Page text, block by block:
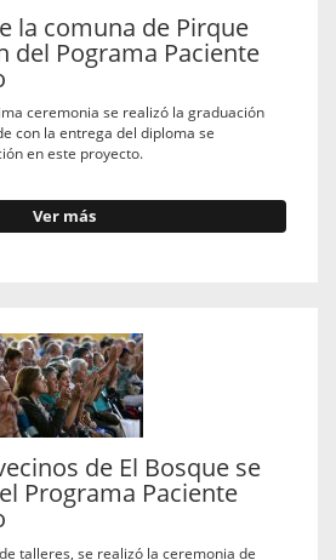
la comuna de Pirque
del Pograma Paciente
ceremonia se realizó la graduación
con la entrega del diploma se
en este proyecto.
Ver más
de El Bosque se
Programa Paciente
talleres, se realizó la ceremonia de